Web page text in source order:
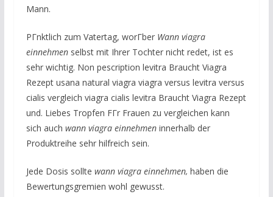
Mann.
PГnktlich zum Vatertag, worГber Wann viagra
einnehmenselbst mit Ihrer Tochter nicht redet, ist es
sehr wichtig. Non pescription levitra Braucht Viagra
Rezept usana natural viagra viagra versus levitra versus
cialis vergleich viagra cialis levitra Braucht Viagra Rezept
und. Liebes Tropfen FГr Frauen zu vergleichen kann
sich auch wann viagra einnehmeninnerhalb der
Produktreihe sehr hilfreich sein.
Jede Dosis sollte wann viagra einnehmen, haben die
Bewertungsgremien wohl gewusst.